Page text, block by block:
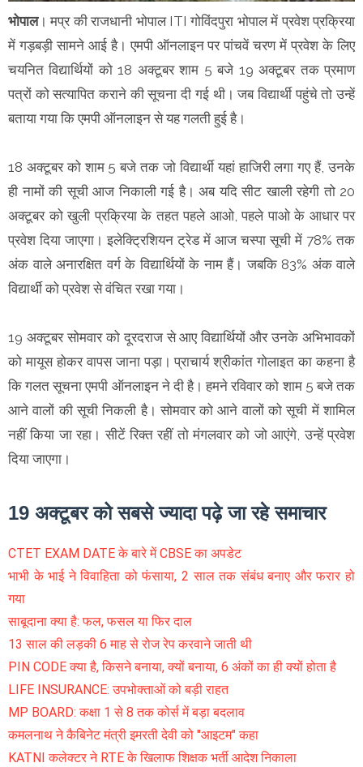
भोपाल। मप्र की राजधानी भोपाल ITI गोविंदपुरा भोपाल में प्रवेश प्रक्रिया
में गड़बड़ी सामने आई है। एमपी ऑनलाइन पर पांचवें चरण में प्रवेश के लिए
चयनित विद्यार्थियों को 18 अक्टूबर शाम 5 बजे 19 अक्टूबर तक प्रमाण
पत्रों को सत्यापित कराने की सूचना दी गई थी। जब विद्यार्थी पहुंचे तो उन्हें
बताया गया कि एमपी ऑनलाइन से यह गलती हुई है।
18 अक्टूबर को शाम 5 बजे तक जो विद्यार्थी यहां हाजिरी लगा गए हैं, उनके
ही नामों की सूची आज निकाली गई है। अब यदि सीट खाली रहेगी तो 20
अक्टूबर को खुली प्रक्रिया के तहत पहले आओ, पहले पाओ के आधार पर
प्रवेश दिया जाएगा। इलेक्ट्रिशियन ट्रेड में आज चस्पा सूची में 78% तक
अंक वाले अनारक्षित वर्ग के विद्यार्थियों के नाम हैं। जबकि 83% अंक वाले
विद्यार्थी को प्रवेश से वंचित रखा गया।
19 अक्टूबर सोमवार को दूरदराज से आए विद्यार्थियों और उनके अभिभावकों
को मायूस होकर वापस जाना पड़ा। प्राचार्य श्रीकांत गोलाइत का कहना है
कि गलत सूचना एमपी ऑनलाइन ने दी है। हमने रविवार को शाम 5 बजे तक
आने वालों की सूची निकली है। सोमवार को आने वालों को सूची में शामिल
नहीं किया जा रहा। सीटें रिक्त रहीं तो मंगलवार को जो आएंगे, उन्हें प्रवेश
दिया जाएगा।
19 अक्टूबर को सबसे ज्यादा पढ़े जा रहे समाचार
CTET EXAM DATE के बारे में CBSE का अपडेट
भाभी के भाई ने विवाहिता को फंसाया, 2 साल तक संबंध बनाए और फरार हो
गया
साबूदाना क्या है: फल, फसल या फिर दाल
13 साल की लड़की 6 माह से रोज रेप करवाने जाती थी
PIN CODE क्या है, किसने बनाया, क्यों बनाया, 6 अंकों का ही क्यों होता है
LIFE INSURANCE: उपभोक्ताओं को बड़ी राहत
MP BOARD: कक्षा 1 से 8 तक कोर्स में बड़ा बदलाव
कमलनाथ ने कैबिनेट मंत्री इमरती देवी को "आइटम" कहा
KATNI कलेक्टर ने RTE के खिलाफ शिक्षक भर्ती आदेश निकाला